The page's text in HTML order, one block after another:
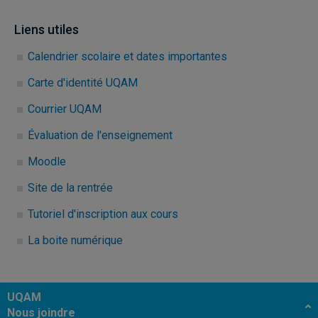
Liens utiles
Calendrier scolaire et dates importantes
Carte d'identité UQAM
Courrier UQAM
Évaluation de l'enseignement
Moodle
Site de la rentrée
Tutoriel d'inscription aux cours
La boite numérique
UQAM
Nous joindre